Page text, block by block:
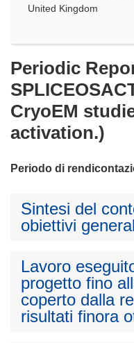
United Kingdom
Periodic
CryoEM
activation.)
Periodo di
Sintesi del
obiettivi
Lavoro
progetto fino
coperto dalla
risultati finora